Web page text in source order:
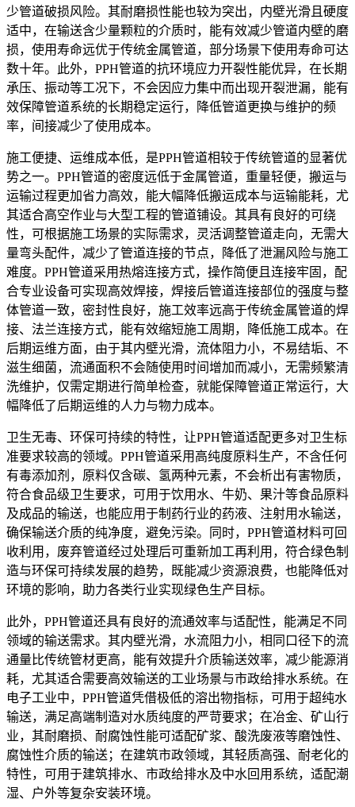
少管道破损风险。其耐磨损性能也较为突出，内壁光滑且硬度
适中，在输送含少量颗粒的介质时，能有效减少管道内壁的磨
损，使用寿命远优于传统金属管道，部分场景下使用寿命可达
数十年。此外，PPH管道的抗环境应力开裂性能优异，在长期
承压、振动等工况下，不会因应力集中而出现开裂泄漏，能有
效保障管道系统的长期稳定运行，降低管道更换与维护的频
率，间接减少了使用成本。
施工便捷、运维成本低，是PPH管道相较于传统管道的显著优
势之一。PPH管道的密度远低于金属管道，重量轻便，搬运与
运输过程更加省力高效，能大幅降低搬运成本与运输能耗，尤
其适合高空作业与大型工程的管道铺设。其具有良好的可绕
性，可根据施工场景的实际需求，灵活调整管道走向，无需大
量弯头配件，减少了管道连接的节点，降低了泄漏风险与施工
难度。PPH管道采用热熔连接方式，操作简便且连接牢固，配
合专业设备可实现高效焊接，焊接后管道连接部位的强度与整
体管道一致，密封性良好，施工效率远高于传统金属管道的焊
接、法兰连接方式，能有效缩短施工周期，降低施工成本。在
后期运维方面，由于其内壁光滑，流体阻力小，不易结垢、不
滋生细菌，流通面积不会随使用时间增加而减小，无需频繁清
洗维护，仅需定期进行简单检查，就能保障管道正常运行，大
幅降低了后期运维的人力与物力成本。
卫生无毒、环保可持续的特性，让PPH管道适配更多对卫生标
准要求较高的领域。PPH管道采用高纯度原料生产，不含任何
有毒添加剂，原料仅含碳、氢两种元素，不会析出有害物质，
符合食品级卫生要求，可用于饮用水、牛奶、果汁等食品原料
及成品的输送，也能应用于制药行业的药液、注射用水输送，
确保输送介质的纯净度，避免污染。同时，PPH管道材料可回
收利用，废弃管道经过处理后可重新加工再利用，符合绿色制
造与环保可持续发展的趋势，既能减少资源浪费，也能降低对
环境的影响，助力各类行业实现绿色生产目标。
此外，PPH管道还具有良好的流通效率与适配性，能满足不同
领域的输送需求。其内壁光滑，水流阻力小，相同口径下的流
通量比传统管材更高，能有效提升介质输送效率，减少能源消
耗，尤其适合需要高效输送的工业场景与市政给排水系统。在
电子工业中，PPH管道凭借极低的溶出物指标，可用于超纯水
输送，满足高端制造对水质纯度的严苛要求；在冶金、矿山行
业，其耐磨损、耐腐蚀性能可适配矿浆、酸洗废液等磨蚀性、
腐蚀性介质的输送；在建筑市政领域，其轻质高强、耐老化的
特性，可用于建筑排水、市政给排水及中水回用系统，适配潮
湿、户外等复杂安装环境。